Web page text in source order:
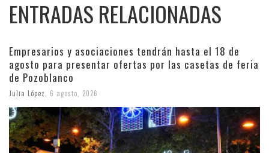
ENTRADAS RELACIONADAS
Empresarios y asociaciones tendrán hasta el 18 de
agosto para presentar ofertas por las casetas de feria
de Pozoblanco
Julia López 6 agosto, 2026